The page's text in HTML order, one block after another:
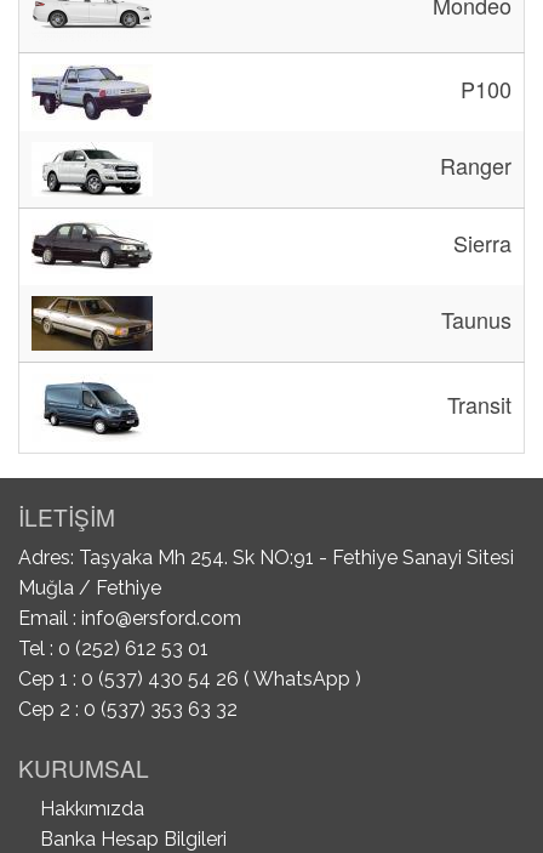
P100
Ranger
Sierra
Taunus
Transit
İLETİŞİM
Adres: Taşyaka Mh 254. Sk NO:91 - Fethiye Sanayi Sitesi
Muğla / Fethiye
Email : info@ersford.com
Tel : 0 (252) 612 53 01
Cep 1 : 0 (537) 430 54 26 ( WhatsApp )
Cep 2 : 0 (537) 353 63 32
KURUMSAL
Hakkımızda
Banka Hesap Bilgileri